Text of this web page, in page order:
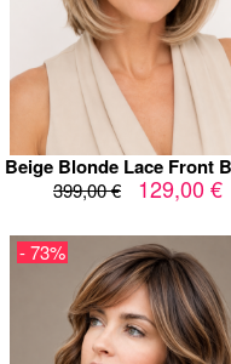
399,00 € 129,00 €
- 73%